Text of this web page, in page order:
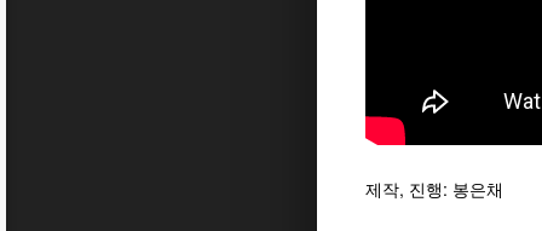
제작, 진행: 봉은채